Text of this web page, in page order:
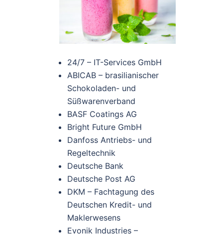
24/7 – IT-Services GmbH
ABICAB – brasilianischer
Schokoladen- und
Süßwarenverband
BASF Coatings AG
Bright Future GmbH
Danfoss Antriebs- und
Regeltechnik
Deutsche Bank
Deutsche Post AG
DKM – Fachtagung des
Deutschen Kredit- und
Maklerwesens
Evonik Industries –